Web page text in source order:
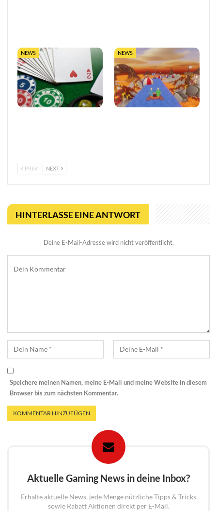
NEWS NEWS
PREV NEXT
HINTERLASSE EINE ANTWORT
Deine E-Mail-Adresse wird nicht veröffentlicht.
Speichere meinen Namen, meine E-Mail und meine Website in diesem
Browser bis zum nächsten Kommentar.
Aktuelle Gaming News in deine Inbox?
Erhalte aktuelle News, jede Menge nützliche Tipps & Tricks
sowie Rabatt Aktionen direkt per E-Mail.